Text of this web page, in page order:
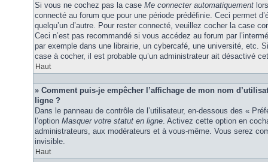
Si vous ne cochez pas la case Me connecter automatiquement
connecté au forum que pour une période prédéfinie. Ceci permet
quelqu’un d’autre. Pour rester connecté, veuillez cocher la case
Ceci n’est pas recommandé si vous accédez au forum par
par exemple dans une librairie, un cybercafé, une université, etc.
case à cocher, il est probable qu’un administrateur ait désactivé
Haut
» Comment puis-je empêcher l’affichage de mon nom
ligne ?
Dans le panneau de contrôle de l’utilisateur, en-dessous des «
l’option Masquer votre statut en ligne. Activez cette option en
administrateurs, aux modérateurs et à vous-même. Vous serez
invisible.
Haut